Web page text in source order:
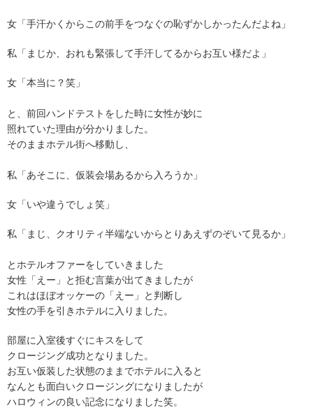
女「手汗かくからこの前手をつなぐの恥ずかしかったんだよね」
私「まじか、おれも緊張して手汗してるからお互い様だよ」
女「本当に？笑」
と、前回ハンドテストをした時に女性が妙に
照れていた理由が分かりました。
そのままホテル街へ移動し、
私「あそこに、仮装会場あるから入ろうか」
女「いや違うでしょ笑」
私「まじ、クオリティ半端ないからとりあえずのぞいて見るか」
とホテルオファーをしていきました
女性「えー」と拒む言葉が出てきましたが
これはほぼオッケーの「えー」と判断し
女性の手を引きホテルに入りました。
部屋に入室後すぐにキスをして
クロージング成功となりました。
お互い仮装した状態のままでホテルに入ると
なんとも面白いクロージングになりましたが
ハロウィンの良い記念になりました笑。